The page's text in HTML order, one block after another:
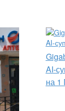
AI-
на 1